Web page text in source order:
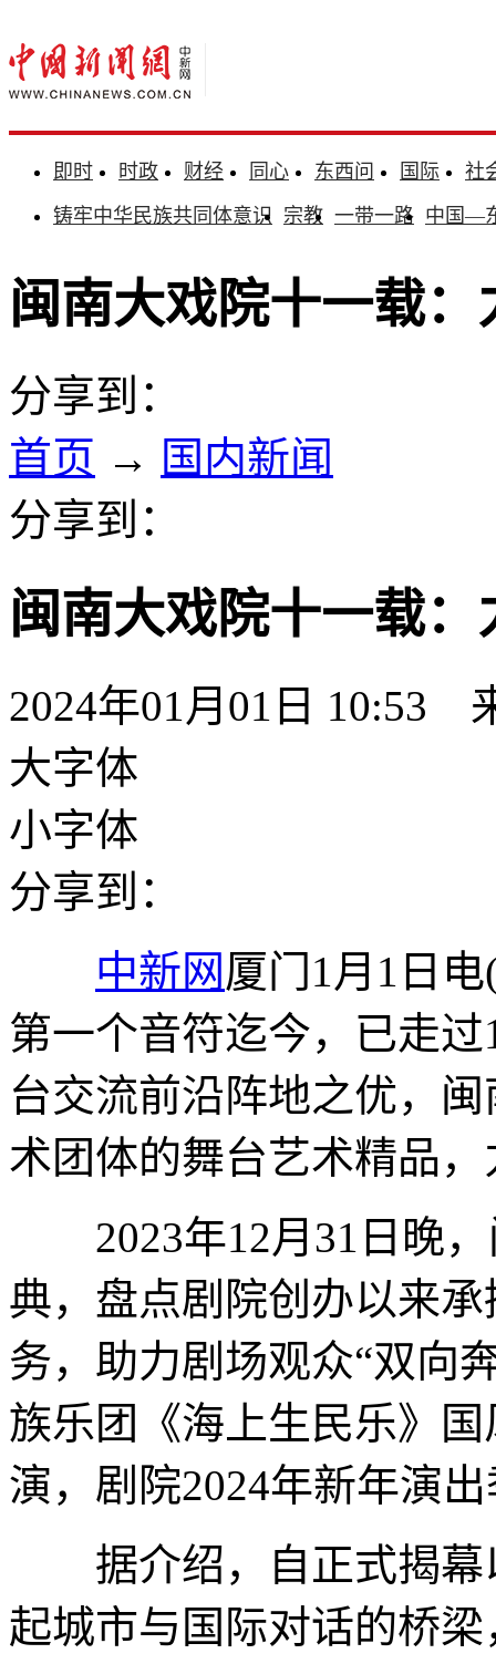
即时 时政 财经 同心 东西问 国际
社
铸牢中华民族共同体意识 宗教 一带一路 中国—
闽南大戏院十一载
分享到：
首页 → 国内新闻
分享到：
闽南大戏院十一载
2024年01月01日 10:53
大字体
小字体
分享到：
中新网厦门1月1日
第一个音符迄今，已走
台交流前沿阵地之优，
术团体的舞台艺术精品
2023年12月31日晚，
典，盘点剧院创办以来
务，助力剧场观众“双向
族乐团《海上生民乐》
演，剧院2024年新年演
据介绍，自正式揭幕
起城市与国际对话的桥